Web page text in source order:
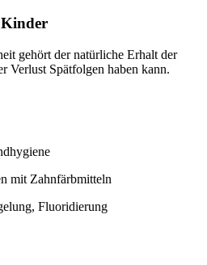
Kinder
gehört der natürliche Erhalt der
Verlust Spätfolgen haben kann.
mit Zahnfärbmitteln
Fluoridierung